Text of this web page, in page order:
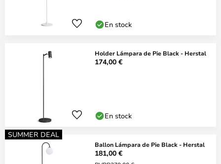
En stock
Holder Lámpara de Pie Black - Herstal
174,00 €
En stock
SUMMER DEAL
Ballon Lámpara de Pie Black - Herstal
181,00 €